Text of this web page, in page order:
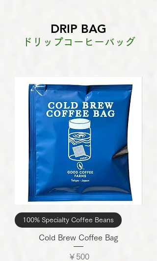
DRIP BAG
ドリップコーヒーバッグ
100% Specialty Coffee Beans
Cold Brew Coffee Bag
価格
￥500